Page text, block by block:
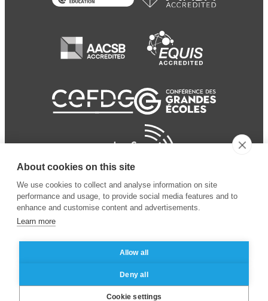
Business School
Mentions légales
des données personnelles
About cookies on this site
We use cookies to collect and analyse information on site
performance and usage, to provide social media features and to
enhance and customise content and advertisements.
Learn more
Allow all
Deny all
Cookie settings